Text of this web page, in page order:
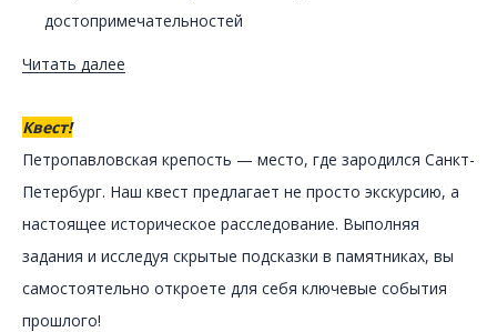
достопримечательностей
Читать далее
Квест!
Петропавловская крепость — место, где зародился Санкт-
Петербург. Наш квест предлагает не просто экскурсию, а
настоящее историческое расследование. Выполняя
задания и исследуя скрытые подсказки в памятниках, вы
самостоятельно откроете для себя ключевые события
прошлого!